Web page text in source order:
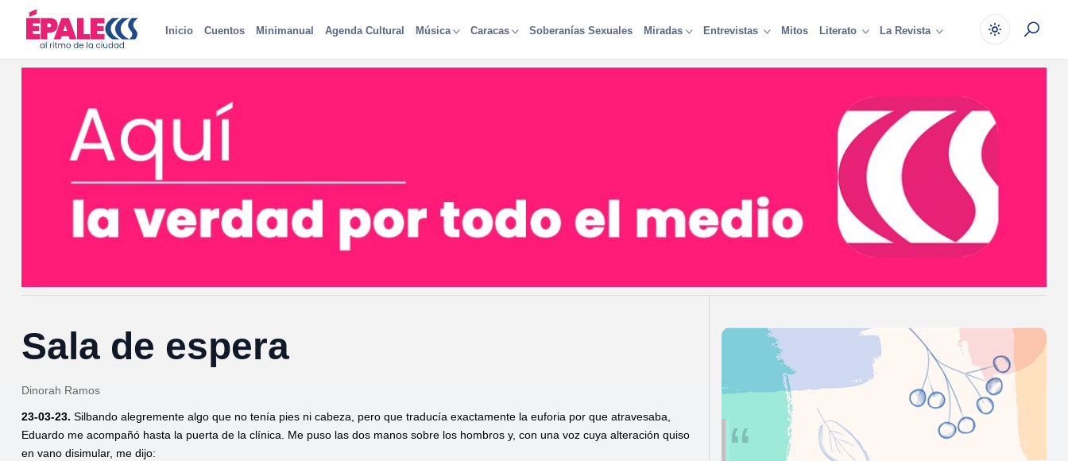
Inicio Cuentos Minimanual Agenda Cultural Música Caracas Soberanías Sexuales Miradas Entrevistas Mitos Literato La Revista
Sala de espera
Dinorah Ramos
23-03-23. Silbando alegremente algo que no tenía pies ni cabeza, pero que traducía exactamente la euforia por que atravesaba,
Eduardo me acompañó hasta la puerta de la clínica. Me puso las dos manos sobre los hombros y, con una voz cuya alteración quiso
en vano disimular, me dijo: